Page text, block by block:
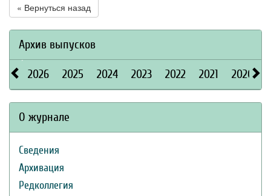
« Вернуться назад
Архив выпусков
2026 2025 2024 2023 2022 2021 2020
О журнале
Сведения
Архивация
Редколлегия